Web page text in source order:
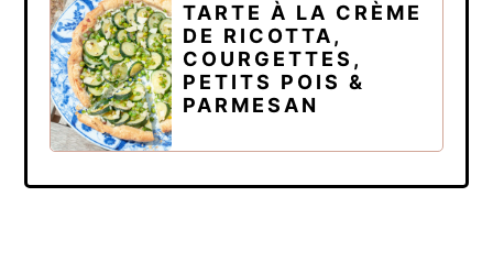
TARTE À LA CRÈME
DE RICOTTA,
COURGETTES,
PETITS POIS &
PARMESAN